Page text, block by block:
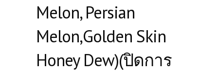
Melon, Persian
Melon,Golden Skin
Honey Dew)(ปิดการ